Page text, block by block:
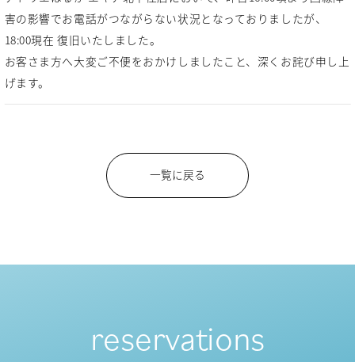
害の影響でお電話がつながらない状況となっておりましたが、
18:00現在 復旧いたしました。
お客さま方へ大変ご不便をおかけしましたこと、深くお詫び申し上
げます。
一覧に戻る
reservations